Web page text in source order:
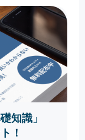
知識」
！